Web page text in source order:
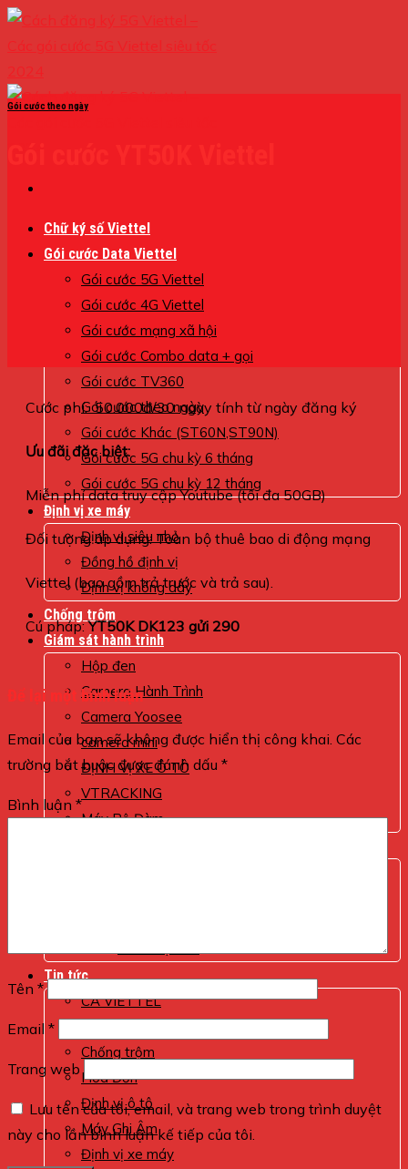
Skip
to
content
Chữ ký số Viettel
Gói cước Data Viettel
Gói cước 5G Viettel
Gói cước 4G Viettel
Gói cước mạng xã hội
Gói cước Combo data + gọi
Gói cước TV360
Gói cước theo ngày
Gói cước Khác (ST60N,ST90N)
Gói cước 5G chu kỳ 6 tháng
Gói cước 5G chu kỳ 12 tháng
Định vị xe máy
Định vị siêu nhỏ
Đồng hồ định vị
Định vị không dây
Chống trộm
Giám sát hành trình
Hộp đen
Camera Hành Trình
Camera Yoosee
camera mini
ĐỊNH VỊ XE Ô TÔ
VTRACKING
Máy Bộ Đàm
Tin tức
CA VIETTEL
Chống trộm
Hóa Đơn
Định vị ô tô
Máy Ghi Âm
Định vị xe máy
Gói cước theo ngày
Cước phí: 50.000đ/30 ngày tính từ ngày đăng ký
Ưu đãi đặc biệt:
Miễn phí data truy cập Youtube (tối đa 50GB)
Đối tượng áp dụng: Toàn bộ thuê bao di động mạng
Viettel (bao gồm trả trước và trả sau).
Cú pháp:YT50K DK123 gửi 290
Để lại một bình luận
Email của bạn sẽ không được hiển thị công khai. Các
trường bắt buộc được đánh dấu *
Bình luận *
Tên *
Email *
Trang web
Lưu tên của tôi, email, và trang web trong trình duyệt
này cho lần bình luận kế tiếp của tôi.